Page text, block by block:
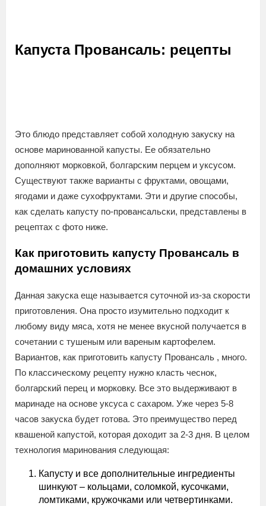
Капуста Провансаль: рецепты
Это блюдо представляет собой холодную закуску на
основе маринованной капусты. Ее обязательно
дополняют морковкой, болгарским перцем и уксусом.
Существуют также варианты с фруктами, овощами,
ягодами и даже сухофруктами. Эти и другие способы,
как сделать капусту по-провансальски, представлены в
рецептах с фото ниже.
Как приготовить капусту Провансаль в
домашних условиях
Данная закуска еще называется суточной из-за скорости
приготовления. Она просто изумительно подходит к
любому виду мяса, хотя не менее вкусной получается в
сочетании с тушеным или вареным картофелем.
Вариантов, как приготовить капусту Провансаль , много.
По классическому рецепту нужно класть чеснок,
болгарский перец и морковку. Все это выдерживают в
маринаде на основе уксуса с сахаром. Уже через 5-8
часов закуска будет готова. Это преимущество перед
квашеной капустой, которая доходит за 2-3 дня. В целом
технология маринования следующая:
Капусту и все дополнительные ингредиенты
шинкуют – кольцами, соломкой, кусочками,
ломтиками, кружочками или четвертинками.